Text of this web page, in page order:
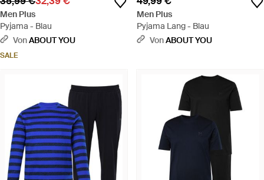
Men Plus
Pyjama - Blau
VonABOUT YOU
SALE
Men Plus
Pyjama Lang - Blau
VonABOUT YOU